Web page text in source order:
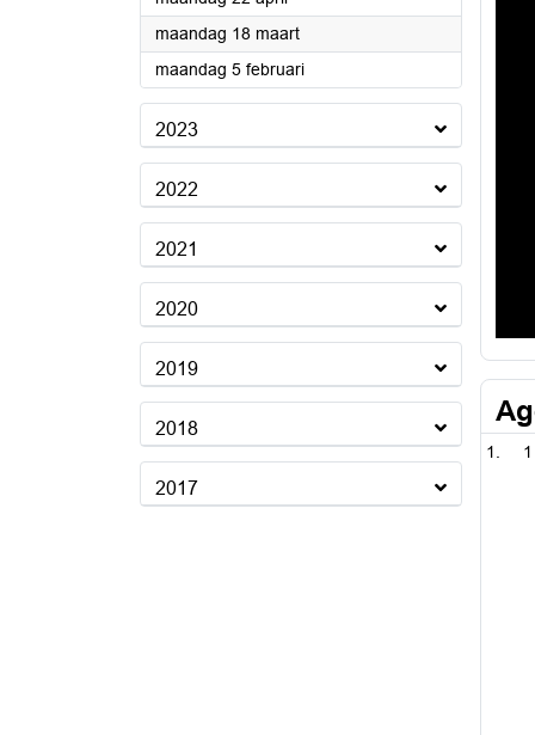
maandag 18 maart2024
maandag 5 februari2024
2023
2022
2021
2020
2019
2018
2017
1